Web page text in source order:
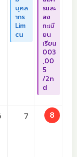
บุคล
ากร
Lim
cu
รและ
ลง
ทะเบี
ยน
เรียน
003
,00
5
/2n
d
7 8